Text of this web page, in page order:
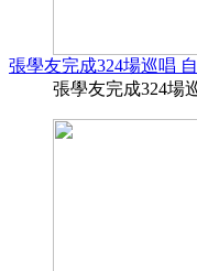
張學友完成324場巡唱
張學友完成324場